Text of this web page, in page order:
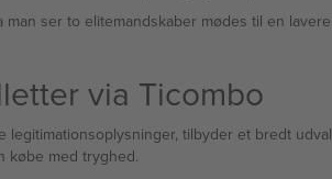
ser to elitemandskaber mødes til en
via Ticombo
tilbyder et bredt
købe med tryghed.